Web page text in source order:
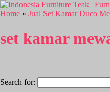
Home » Jual Set Kamar Duco
set kamar
Search for: